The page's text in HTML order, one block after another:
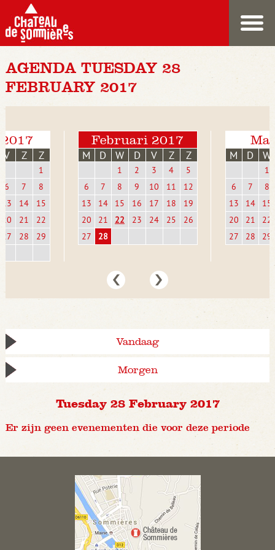
AGENDA TUESDAY 28
FEBRUARY 2017
V Z Z
1
6
7
8
13
14
15
20
21
22
27
28 29
Februari 2017
M D W D V Z Z
1 2 3 4
5
6
7 8 9 10 11
12
13
14 15 16 17 18
19
20
21 22 23 24 25
26
27
28
M D W
1
6
7
8
13
14
15
20
21
22
27
28 29
Vandaag
Morgen
Tuesday 28 February 2017
Er zijn geen evenementen die voor deze periode